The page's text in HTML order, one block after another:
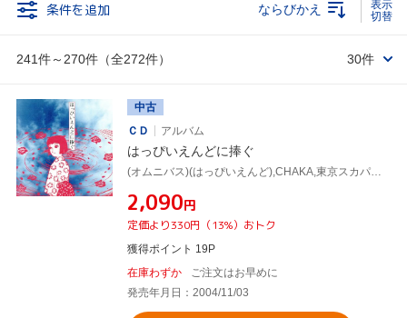
条件を追加
241件～270件（全272件）
ならびかえ
30件
中古
ＣＤ
アルバム
はっぴいえんどに捧ぐ
(オムニバス)(はっぴいえんど),CHAKA,東京スカパラダイスオーケストラ,楠瀬誠志郎,真心ブラザーズ,区麗情,塚本晃,種ともこ
¥2,090円
定価より330円（13%）おトク
獲得ポイント 19P
在庫わずか
ご注文はお早めに
発売年月日：2004/11/03